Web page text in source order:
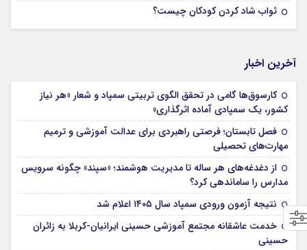
ثواب شاد کردن کودکان چیست؟
آخرین اخبار
کارسوق‌ها گامی در تحقق الگوی تربیتی سمپاد و شعار «هر نیاز
کشور، یک سمپادی آماده اثرگذاری»
فصل تابستان؛ فرصتی راهبردی برای عدالت آموزشی و ترمیم
مهارت‌های تحصیلی
از دغدغه‌های هر ساله تا مدیریت هوشمند؛ «سپند» چگونه سرویس
مدارس را ساماندهی کرد؟
نتیجه آزمون ورودی سمپاد سال ۱۴۰۵ اعلام شد
خدمت عاشقانه مجتمع آموزشی‌ حسینی ایرانیان-کربلا به زائران
حسینی